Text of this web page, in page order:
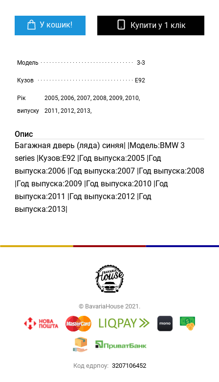
У кошик! Купити у 1 клік
Модель 3-3
Кузов E92
Рік
випуску
2005, 2006, 2007, 2008, 2009, 2010,
2011, 2012, 2013,
Опис
Багажная дверь (ляда) синяя| |Модель:BMW 3
series |Кузов:E92 |Год выпуска:2005 |Год
выпуска:2006 |Год выпуска:2007 |Год выпуска:2008
|Год выпуска:2009 |Год выпуска:2010 |Год
выпуска:2011 |Год выпуска:2012 |Год
выпуска:2013|
© BavariaHouse 2021.
Код едрпоу: 3207106452